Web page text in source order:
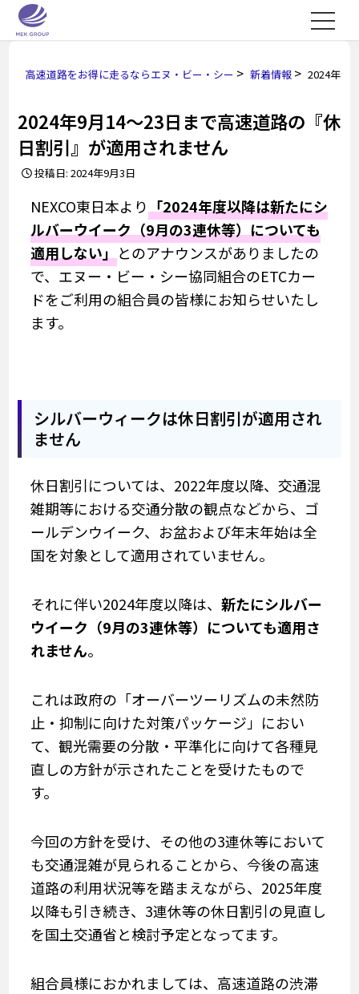
高速道路をお得に走るならエヌ・ビー・シー > 新着情報 > 2024年9
2024年9月14～23日まで高速道路の『休
日割引』が適用されません
投稿日: 2024年9月3日
NEXCO東日本より 「2024年度以降は新たにシ
ルバーウイーク（9月の3連休等）についても
適用しない」 とのアナウンスがありましたの
で、エヌー・ビー・シー協同組合のETCカー
ドをご利用の組合員の皆様にお知らせいたし
ます。
シルバーウィークは休日割引が適用され
ません
休日割引については、2022年度以降、交通混
雑期等における交通分散の観点などから、ゴ
ールデンウイーク、お盆および年末年始は全
国を対象として適用されていません。
それに伴い2024年度以降は、 新たにシルバー
ウイーク（9月の3連休等）についても適用さ
れません。
これは政府の「オーバーツーリズムの未然防
止・抑制に向けた対策パッケージ」におい
て、観光需要の分散・平準化に向けて各種見
直しの方針が示されたことを受けたもので
す。
今回の方針を受け、その他の3連休等において
も交通混雑が見られることから、今後の高速
道路の利用状況等を踏まえながら、2025年度
以降も引き続き、3連休等の休日割引の見直し
を国土交通省と検討予定となってます。
組合員様におかれましては、高速道路の渋滞